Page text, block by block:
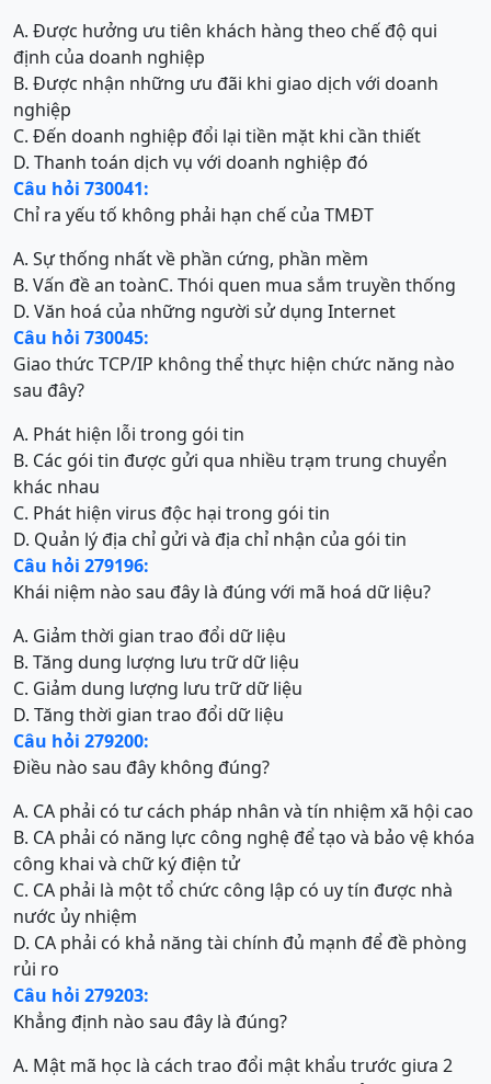
A. Được hưởng ưu tiên khách hàng theo chế độ qui
định của doanh nghiệp
B. Được nhận những ưu đãi khi giao dịch với doanh
nghiệp
C. Đến doanh nghiệp đổi lại tiền mặt khi cần thiết
D. Thanh toán dịch vụ với doanh nghiệp đó
Câu hỏi 730041:
Chỉ ra yếu tố không phải hạn chế của TMĐT
A. Sự thống nhất về phần cứng, phần mềm
B. Vấn đề an toànC. Thói quen mua sắm truyền thống
D. Văn hoá của những người sử dụng Internet
Câu hỏi 730045:
Giao thức TCP/IP không thể thực hiện chức năng nào
sau đây?
A. Phát hiện lỗi trong gói tin
B. Các gói tin được gửi qua nhiều trạm trung chuyển
khác nhau
C. Phát hiện virus độc hại trong gói tin
D. Quản lý địa chỉ gửi và địa chỉ nhận của gói tin
Câu hỏi 279196:
Khái niệm nào sau đây là đúng với mã hoá dữ liệu?
A. Giảm thời gian trao đổi dữ liệu
B. Tăng dung lượng lưu trữ dữ liệu
C. Giảm dung lượng lưu trữ dữ liệu
D. Tăng thời gian trao đổi dữ liệu
Câu hỏi 279200:
Điều nào sau đây không đúng?
A. CA phải có tư cách pháp nhân và tín nhiệm xã hội cao
B. CA phải có năng lực công nghệ để tạo và bảo vệ khóa
công khai và chữ ký điện tử
C. CA phải là một tổ chức công lập có uy tín được nhà
nước ủy nhiệm
D. CA phải có khả năng tài chính đủ mạnh để đề phòng
rủi ro
Câu hỏi 279203:
Khẳng định nào sau đây là đúng?
A. Mật mã học là cách trao đổi mật khẩu trước giưa 2